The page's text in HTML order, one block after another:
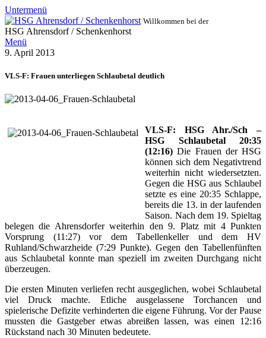
Untermenü
Willkommen bei der
HSG Ahrensdorf / Schenkenhorst
Menü
9. April 2013
VLS-F: Frauen unterliegen Schlaubetal deutlich
VLS-F: HSG Ahr./Sch –
HSG Schlaubetal 20:35
(12:16) Die Frauen der HSG
können sich dem Negativtrend
weiterhin nicht wiedersetzten.
Gegen die HSG aus Schlaubel
setzte es eine 20:35 Schlappe,
bereits die 13. in der laufenden
Saison. Nach dem 19. Spieltag
belegen die Ahrensdorfer weiterhin den 9. Platz mit 4 Punkten
Vorsprung (11:27) vor dem Tabellenkeller und dem HV
Ruhland/Schwarzheide (7:29 Punkte). Gegen den Tabellenfünften
aus Schlaubetal konnte man speziell im zweiten Durchgang nicht
überzeugen.
Die ersten Minuten verliefen recht ausgeglichen, wobei Schlaubetal
viel Druck machte. Etliche ausgelassene Torchancen und
spielerische Defizite verhinderten die eigene Führung. Vor der Pause
mussten die Gastgeber etwas abreißen lassen, was einen 12:16
Rückstand nach 30 Minuten bedeutete.